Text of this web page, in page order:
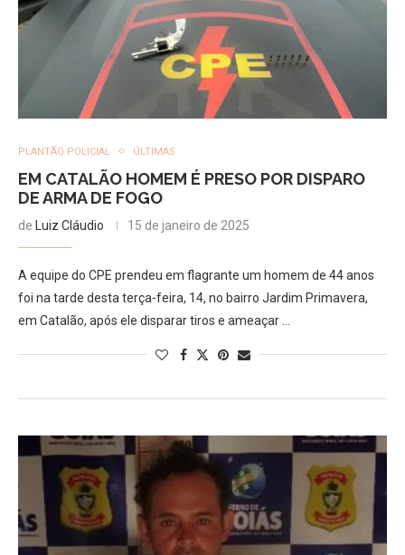
PLANTÃO POLICIAL ÚLTIMAS
EM CATALÃO HOMEM É PRESO POR DISPARO
DE ARMA DE FOGO
de Luiz Cláudio 15 de janeiro de 2025
A equipe do CPE prendeu em flagrante um homem de 44 anos
foi na tarde desta terça-feira, 14, no bairro Jardim Primavera,
em Catalão, após ele disparar tiros e ameaçar …